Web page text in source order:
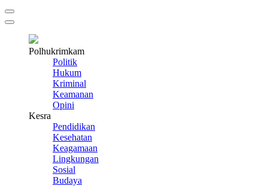
Polhukrimkam
Politik
Hukum
Kriminal
Keamanan
Opini
Kesra
Pendidikan
Kesehatan
Keagamaan
Lingkungan
Sosial
Budaya